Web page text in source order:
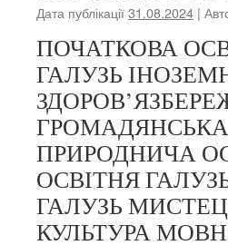
Дата публікації31.08.2024 |
ПОЧАТКОВА
ГАЛУЗЬ
ГРОМАДЯНСЬКА
ПРИРОДНИЧА
ОСВІТНЯ
ГАЛУЗЬ
КУЛЬТУРА